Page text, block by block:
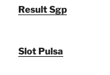
Result Sgp
Slot Pulsa